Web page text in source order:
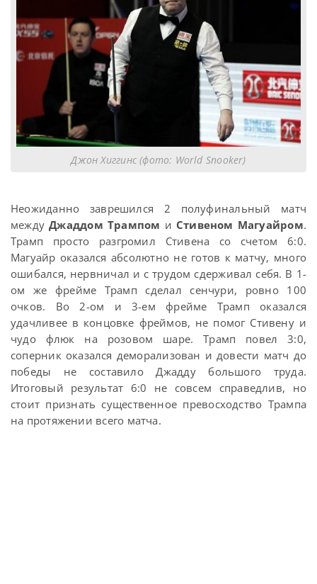
Джон Хиггинс (фото: World Snooker)
Неожиданно заврешился 2 полуфинальный матч
междуДжаддом Трампом и Стивеном Магуайром.
Трамп просто разгромил Стивена со счетом 6:0.
Магуайр оказался абсолютно не готов к матчу, много
ошибался, нервничал и с трудом сдерживал себя. В 1-
ом же фрейме Трамп сделал сенчури, ровно 100
очков. Во 2-ом и 3-ем фрейме Трамп оказался
удачливее в концовке фреймов, не помог Стивену и
чудо флюк на розовом шаре. Трамп повел 3:0,
соперник оказался деморализован и довести матч до
победы не составило Джадду большого труда.
Итоговый результат 6:0 не совсем справедлив, но
стоит признать существенное превосходство Трампа
на протяжении всего матча.